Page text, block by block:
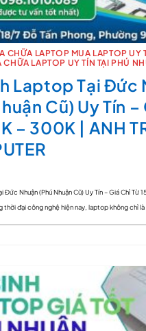
CHỮA LAPTOP MUA LAPTOP UY
LAPTOP UY TÍN TẠI PHÚ
Laptop Tại Đức
Cũ) Uy Tín –
– 300K | ANH
Đức Nhuận (Phú Nhuận Cũ) Uy Tín – Giá Chỉ Từ
thời đại công nghệ hiện nay, laptop không chỉ là